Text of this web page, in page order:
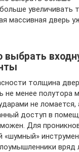
увеличивать
массивная дверь
выбрать
толщина
не менее полутора
не ломается,
доступ в
Для
вряд